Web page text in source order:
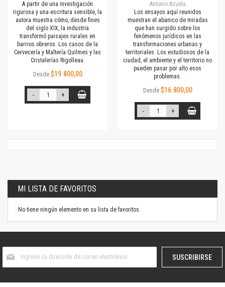
A partir de una investigación
rigurosa y una escritura sensible, la
autora muestra cómo, desde fines
del siglo XIX, la industria
transformó paisajes rurales en
barrios obreros. Los casos de la
Cervecería y Maltería Quilmes y las
Cristalerías Rigolleau.
Desde $19.800,00
- +
Antonio Azuela
Los ensayos aquí reunidos
muestran el abanico de miradas
que han surgido sobre los
fenómenos jurídicos en las
transformaciones urbanas y
territoriales. Los estudiosos de la
ciudad, el ambiente y el territorio no
pueden pasar por alto esos
problemas.
Desde $16.800,00
- +
MI LISTA DE FAVORITOS
No tiene ningún elemento en su lista de favoritos.
boletín
SUSCRIBIRSE